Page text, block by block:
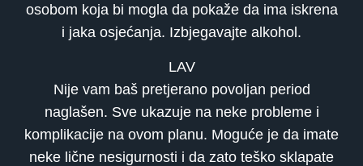
osobom koja bi mogla da pokaže da ima iskrena
i jaka osjećanja. Izbjegavajte alkohol.
LAV
Nije vam baš pretjerano povoljan period
naglašen. Sve ukazuje na neke probleme i
komplikacije na ovom planu. Moguće je da imate
neke lične nesigurnosti i da zato teško sklapate